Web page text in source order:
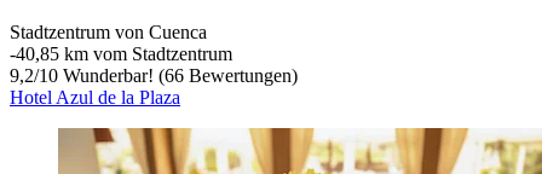
Stadtzentrum von Cuenca
‐40,85 km vom Stadtzentrum
9,2/10 Wunderbar! (66 Bewertungen)
Hotel Azul de la Plaza